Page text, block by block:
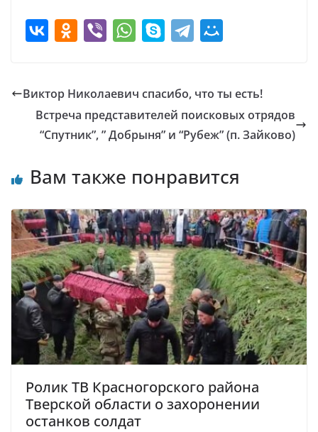
Виктор Николаевич спасибо, что ты есть!
Встреча представителей поисковых отрядов
“Спутник”, ” Добрыня” и “Рубеж” (п. Зайково)
Вам также понравится
Ролик ТВ Красногорского района
Тверской области о захоронении
останков солдат